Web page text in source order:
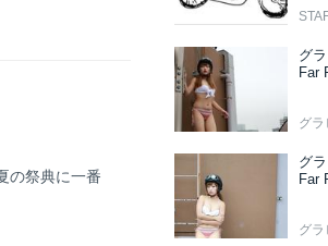
の祭典に一番
グ
Far
グラ
グ
Far
グラ